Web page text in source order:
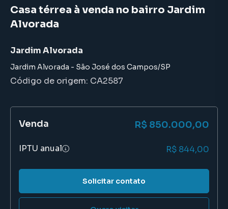
Casa térrea à venda no bairro Jardim
Alvorada
Jardim Alvorada
Jardim Alvorada - São José dos Campos/SP
Código de origem: CA2587
Venda R$ 850.000,00
IPTU anual R$ 844,00
Solicitar contato